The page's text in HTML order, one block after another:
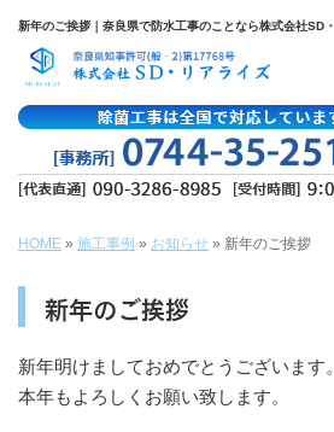
新年のご挨拶｜奈良県で防水工事のことなら株式会社SD
HOME » 施工事例 » お知らせ » 新年のご挨拶
新年のご挨拶
新年明けましておめでとうございます。
本年もよろしくお願い致します。